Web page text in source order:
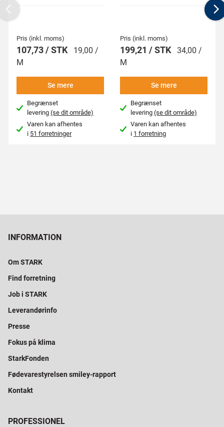
Pris (inkl. moms)
107,73 / STK
19,00 /
M
Se mere
Begrænset
levering(se dit område)
Varen kan afhentes
i 51 forretninger
Pris (inkl. moms)
199,21 / STK 34,00 /
M
Se mere
Begrænset
levering(se dit område)
Varen kan afhentes
i 1 forretning
Previous
INFORMATION
Om STARK
Find forretning
Job i STARK
Leverandørinfo
Presse
Fokus på klima
StarkFonden
Fødevarestyrelsen smiley-rapport
Kontakt
PROFESSIONEL